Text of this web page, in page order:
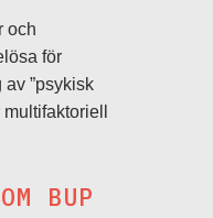
och
för
”psykisk
BUP